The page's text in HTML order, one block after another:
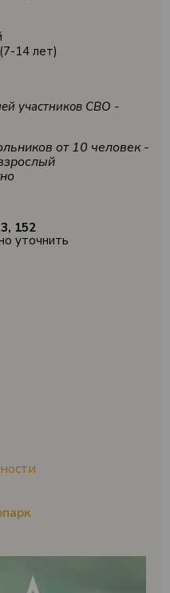
14 лет)
участников СВО -
от 10 человек -
152
уточнить